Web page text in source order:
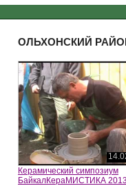
ОЛЬХОНСКИЙ
Керамический симпозиум
БайкалКераМИСТИКА